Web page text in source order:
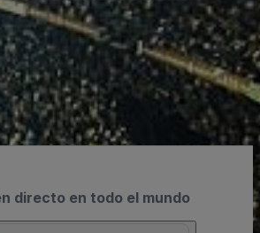
directo en todo el mundo